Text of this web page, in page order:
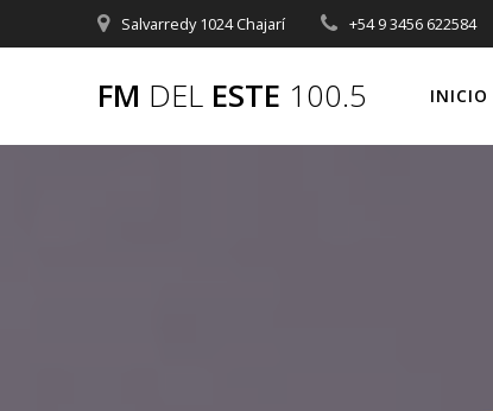
al
Salvarredy 1024 Chajarí +54 9 3456 622584
FM DEL ESTE 100.5 INICIO